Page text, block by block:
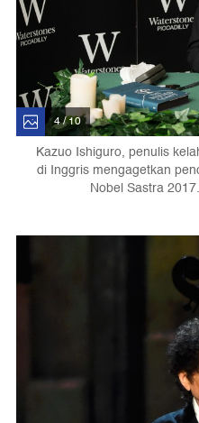
4 / 10
Kazuo Ishiguro, penulis
di Inggris mengagetkan
Nobel Sastra